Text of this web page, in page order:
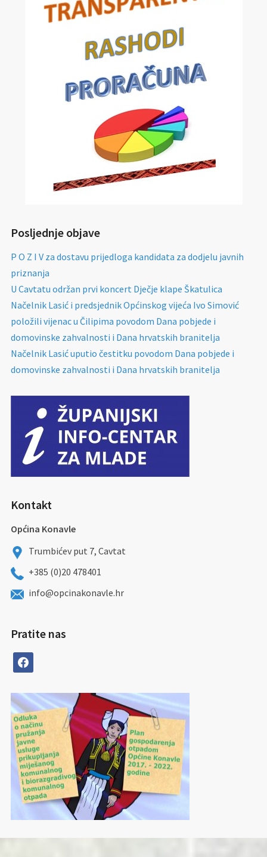
Posljednje objave
P O Z I V za dostavu prijedloga kandidata za dodjelu javnih
priznanja
U Cavtatu održan prvi koncert Dječje klape Škatulica
Načelnik Lasić i predsjednik Općinskog vijeća Ivo Simović
položili vijenac u Čilipima povodom Dana pobjede i
domovinske zahvalnosti i Dana hrvatskih branitelja
Načelnik Lasić uputio čestitku povodom Dana pobjede i
domovinske zahvalnosti i Dana hrvatskih branitelja
Kontakt
Općina Konavle
Trumbićev put 7, Cavtat
+385 (0)20 478401
info@opcinakonavle.hr
Pratite nas
facebook